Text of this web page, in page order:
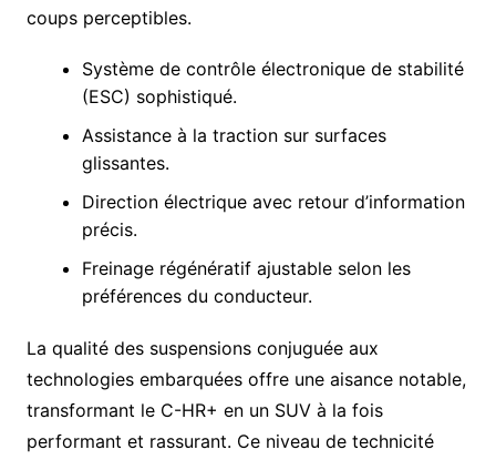
coups perceptibles.
Système de contrôle électronique de stabilité
(ESC) sophistiqué.
Assistance à la traction sur surfaces
glissantes.
Direction électrique avec retour d’information
précis.
Freinage régénératif ajustable selon les
préférences du conducteur.
La qualité des suspensions conjuguée aux
technologies embarquées offre une aisance notable,
transformant le C-HR+ en un SUV à la fois
performant et rassurant. Ce niveau de technicité